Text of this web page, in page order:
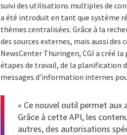
suivi des utilisations multiples de
a été introduit en tant que système
thèmes centralisées. Grâce à la
des sources externes, mais aussi des
NewsCenter Thüringen, CGI a créé
étapes de travail, de la planification
messages d’information internes
« Ce nouvel outil permet aux
Grâce à cette API, les
autres, des autorisations